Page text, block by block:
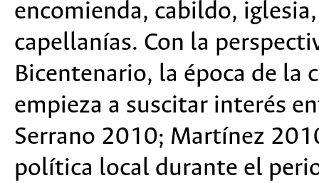
encomienda, cabildo,
capellanías. Con la
Bicentenario, la época de
empieza a suscitar interés
Serrano 2010; Martínez
política local durante el